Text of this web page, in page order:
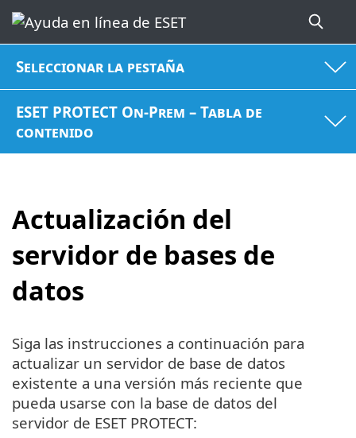
Seleccionar la pestaña
ESET PROTECT On-Prem – Tabla de
contenido
Actualización del
servidor de bases de
datos
Siga las instrucciones a continuación para
actualizar un servidor de base de datos
existente a una versión más reciente que
pueda usarse con la base de datos del
servidor de ESET PROTECT: